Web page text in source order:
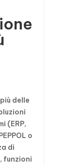
delle
(ERP,
o
di
funzioni